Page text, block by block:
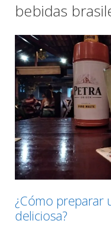
bebidas
¿Cómo preparar
deliciosa?